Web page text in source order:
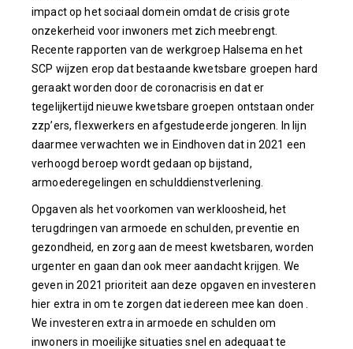
impact op het sociaal domein omdat de crisis grote
onzekerheid voor inwoners met zich meebrengt.
Recente rapporten van de werkgroep Halsema en het
SCP wijzen erop dat bestaande kwetsbare groepen hard
geraakt worden door de coronacrisis en dat er
tegelijkertijd nieuwe kwetsbare groepen ontstaan onder
zzp’ers, flexwerkers en afgestudeerde jongeren. In lijn
daarmee verwachten we in Eindhoven dat in 2021 een
verhoogd beroep wordt gedaan op bijstand,
armoederegelingen en schulddienstverlening.
Opgaven als het voorkomen van werkloosheid, het
terugdringen van armoede en schulden, preventie en
gezondheid, en zorg aan de meest kwetsbaren, worden
urgenter en gaan dan ook meer aandacht krijgen. We
geven in 2021 prioriteit aan deze opgaven en investeren
hier extra in om te zorgen dat iedereen mee kan doen .
We investeren extra in armoede en schulden om
inwoners in moeilijke situaties snel en adequaat te